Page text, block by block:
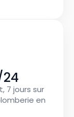
7 jours sur
en